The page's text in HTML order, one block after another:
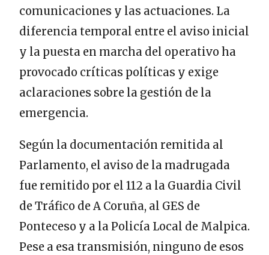
comunicaciones y las actuaciones. La
diferencia temporal entre el aviso inicial
y la puesta en marcha del operativo ha
provocado críticas políticas y exige
aclaraciones sobre la gestión de la
emergencia.
Según la documentación remitida al
Parlamento, el aviso de la madrugada
fue remitido por el 112 a la Guardia Civil
de Tráfico de A Coruña, al GES de
Ponteceso y a la Policía Local de Malpica.
Pese a esa transmisión, ninguno de esos